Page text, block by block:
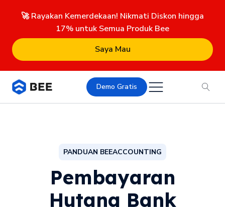
🚀 Rayakan Kemerdekaan! Nikmati Diskon hingga
17% untuk Semua Produk Bee
Saya Mau
Demo Gratis
PANDUAN BEEACCOUNTING
Pembayaran
Hutang Bank